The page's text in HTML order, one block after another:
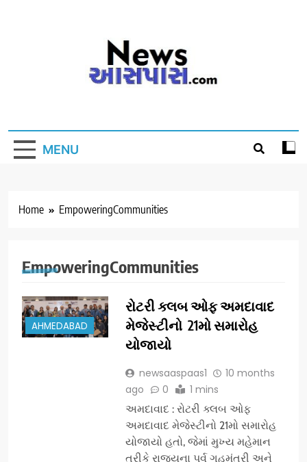
MENU
Home EmpoweringCommunities
EmpoweringCommunities
AHMEDABAD
રોટરી ક્લબ ઓફ અમદાવાદ
મેજેસ્ટીનો 21મો સમારોહ
યોજાયો
newsaaspaas1
10 months
ago
0 1 mins
અમદાવાદ : રોટરી ક્લબ ઓફ
અમદાવાદ મેજેસ્ટીનો 21મો સમારોહ
યોજાયો હતો, જેમાં મુખ્ય મહેમાન
તરીકે રાજ્યના પૂર્વ ગૃહમંત્રી અને